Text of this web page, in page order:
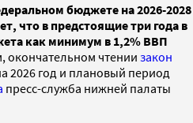
бюджете на 2026-2028
что в предстоящие три года в
как минимум в 1,2% ВВП
окончательном чтении закон
2026 год и плановый период
пресс-служба нижней палаты